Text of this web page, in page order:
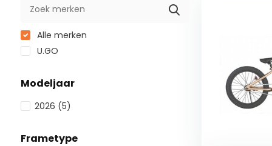
Alle merken
U.GO
Modeljaar
2026 (5)
Frametype